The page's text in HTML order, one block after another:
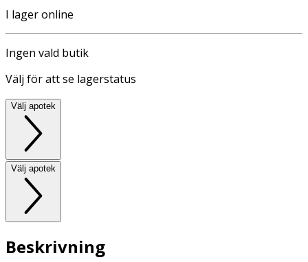
I lager online
Ingen vald butik
Välj för att se lagerstatus
Välj apotek
Välj apotek
Beskrivning